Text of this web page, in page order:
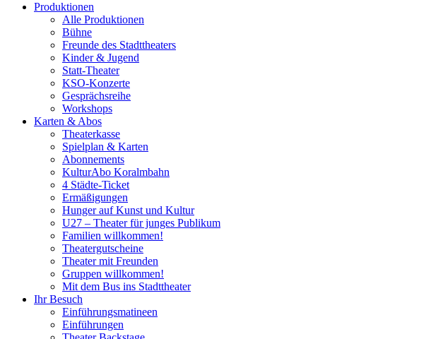
Produktionen
Alle Produktionen
Bühne
Freunde des Stadttheaters
Kinder & Jugend
Statt-Theater
KSO-Konzerte
Gesprächsreihe
Workshops
Karten & Abos
Theaterkasse
Spielplan & Karten
Abonnements
KulturAbo Koralmbahn
4 Städte-Ticket
Ermäßigungen
Hunger auf Kunst und Kultur
U27 – Theater für junges Publikum
Familien willkommen!
Theatergutscheine
Theater mit Freunden
Gruppen willkommen!
Mit dem Bus ins Stadttheater
Ihr Besuch
Einführungsmatineen
Einführungen